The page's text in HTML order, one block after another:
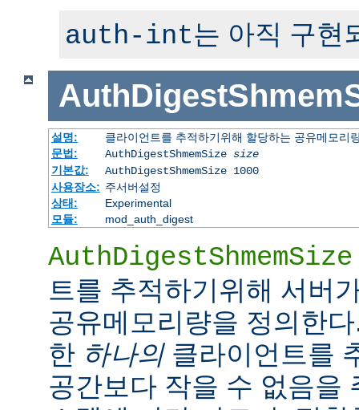
auth-int는 아직 구현
설명:
클라이언트를 추적하기위해 할당하는 공유메모리
문법:
AuthDigestShmemSize size
기본값:
AuthDigestShmemSize 1000
사용장소: 주서버설정
상태:
Experimental
모듈:
mod_auth_digest
AuthDigestShmemSize
트를 추적하기위해 서버
공유메모리량을 정의한
한 하나의클라이언트를
공간보다 작을 수 없음을